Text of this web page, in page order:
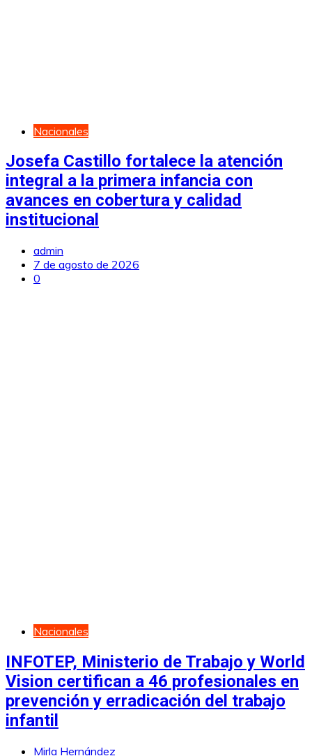
Nacionales
Josefa Castillo fortalece la atención
integral a la primera infancia con
avances en cobertura y calidad
institucional
admin
7 de agosto de 2026
0
Nacionales
INFOTEP, Ministerio de Trabajo y World
Vision certifican a 46 profesionales en
prevención y erradicación del trabajo
infantil
Mirla Hernández